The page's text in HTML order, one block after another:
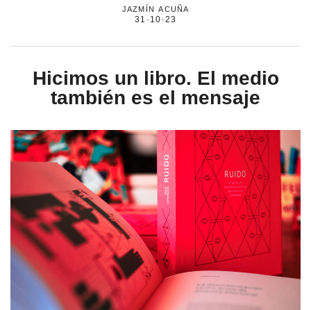
jazmín acuña
31·10·23
Hicimos un libro. El medio
también es el mensaje